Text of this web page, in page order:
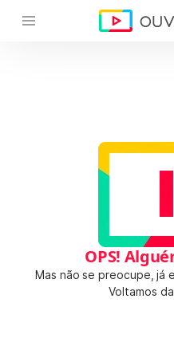
OPS!
Mas não se preocupe, já
Voltamos